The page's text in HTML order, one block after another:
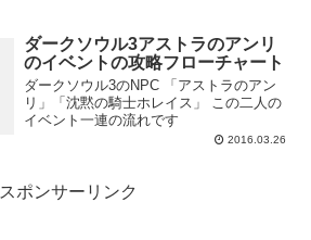
ダークソウル3アストラのアンリ
のイベントの攻略フローチャート
ダークソウル3のNPC 「アストラのアン
リ」「沈黙の騎士ホレイス」 この二人の
イベント一連の流れです
2016.03.26
スポンサーリンク